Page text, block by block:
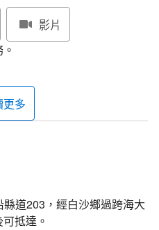
影片
更多
道203，經白沙鄉過跨海大
抵達。